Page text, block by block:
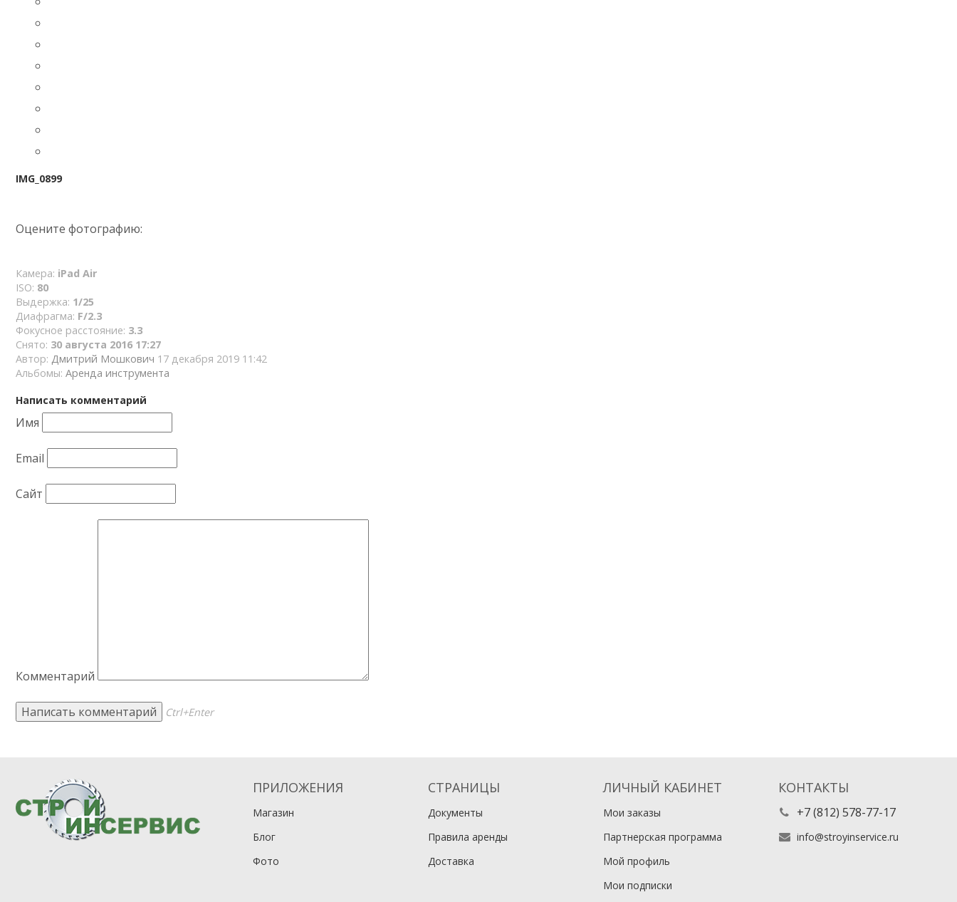
IMG_0899
Оцените фотографию:
Камера: iPad Air
ISO: 80
Выдержка: 1/25
Диафрагма: F/2.3
Фокусное расстояние: 3.3
Снято: 30 августа 2016 17:27
Автор: Дмитрий Мошкович 17 декабря 2019 11:42
Альбомы: Аренда инструмента
Написать комментарий
Имя
Email
Сайт
Комментарий
Ctrl+Enter
ПРИЛОЖЕНИЯ
Магазин
Блог
Фото
СТРАНИЦЫ
Документы
Правила аренды
Доставка
ЛИЧНЫЙ КАБИНЕТ
Мои заказы
Партнерская программа
Мой профиль
Мои подписки
КОНТАКТЫ
+7 (812) 578-77-17
info@stroyinservice.ru